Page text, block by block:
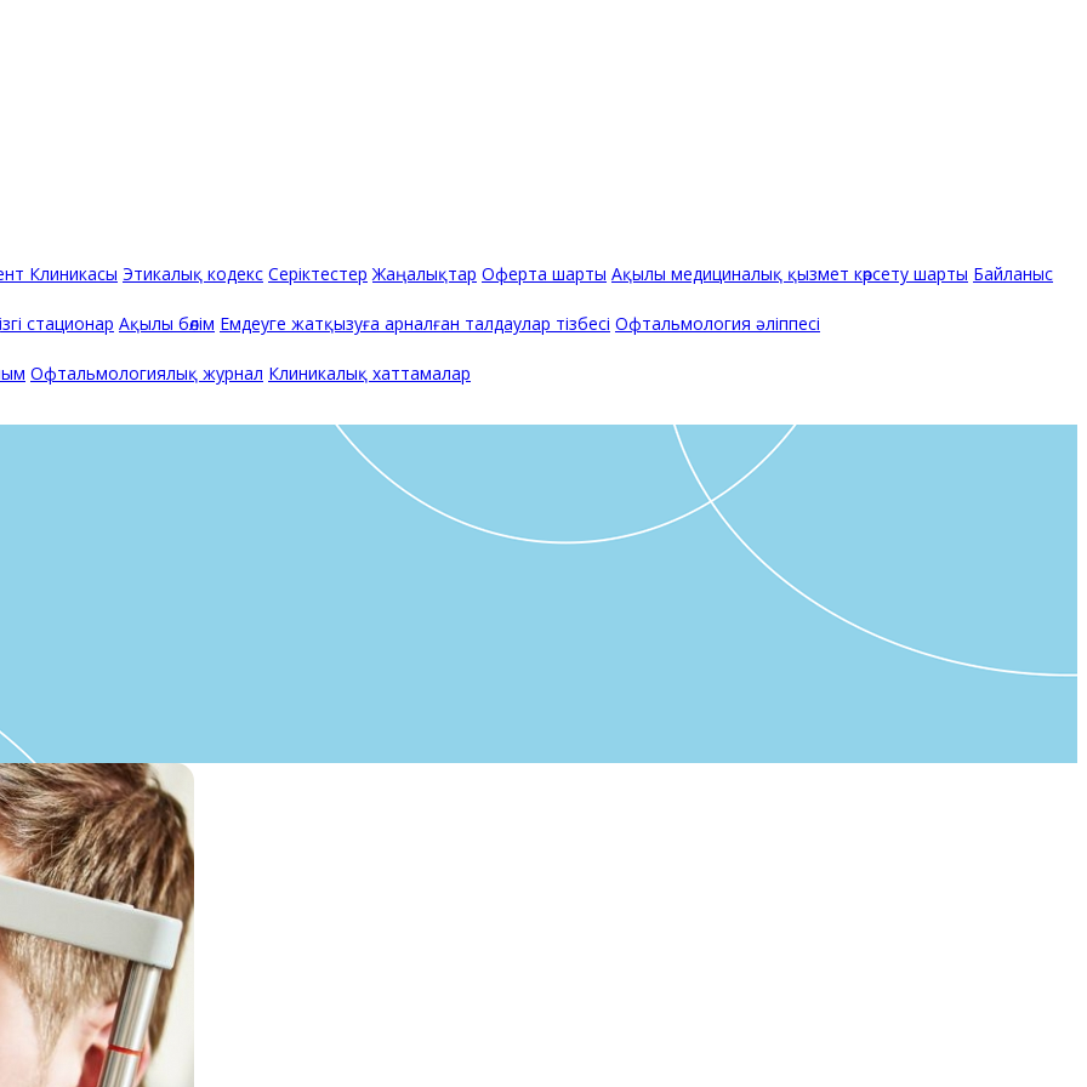
Клиникасы Этикалық кодекс Серіктестер Жаңалықтар Оферта шарты Ақылы медициналық қызмет көрсету шарты Байланыс
стационар Ақылы бөлім Емдеуге жатқызуға арналған талдаулар тізбесі Офтальмология әліппесі
Офтальмологиялық журнал Клиникалық хаттамалар